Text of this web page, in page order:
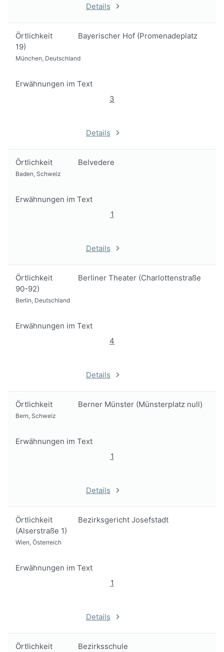
Details
Örtlichkeit
Bayerischer Hof (Promenadeplatz
19)
München, Deutschland
Erwähnungen im Text
3
Details
Örtlichkeit Belvedere
Baden, Schweiz
Erwähnungen im Text
1
Details
Örtlichkeit
Berliner Theater (Charlottenstraße
90-92)
Berlin, Deutschland
Erwähnungen im Text
4
Details
Örtlichkeit Berner Münster (Münsterplatz null)
Bern, Schweiz
Erwähnungen im Text
1
Details
Örtlichkeit
Bezirksgericht Josefstadt
(Alserstraße 1)
Wien, Österreich
Erwähnungen im Text
1
Details
Örtlichkeit Bezirksschule